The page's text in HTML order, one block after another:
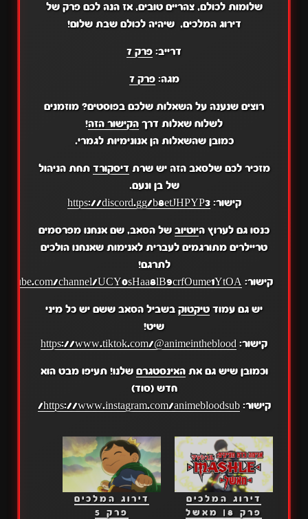
שלומות לכולם, צהריים טובים, אז הנה לכם פרק של
דירוג המלכים, שיהיה לכולם שבת שלום!
דרייב: פרק 7
מגה:פרק 7
רוצים שנענה על השאלות שלכם בפוסטים? מוזמנים
לשלוח שאלות דרךהקישור הזה!
כמובן שהשאלות הן אנונימיות לגמרי.
מזכיר לכם שלסאב הזה יש שרת דיסקורד תחת הניהול
של בן ונעם.
קישור:https://discord.gg/b8etJHPYP3
כנסו גם לערוץ היוטיובשל הסאב, שם אנחנו מפרסמים
טריילרים מתורגמים לעברית לאנימות שאנחנו הולכים
לתרגם!
קישור: channel/UCY0sHaa8lB9crfOume1YtOA
יש גם עמודטיקטוק בשביל הסאב ששם יש כל מיני
שיט!
קישור: https://www.tiktok.com/@animeintheblood
וכמובן שיש גם אתהאינסטגרם שלנו! תעיפו מבט הוא
חדש (סוד)
קישור:https://www.instagram.com/animebloodsub/
דירוג המלכים
פרק 8| מאשל
דירוג המלכים
פרק 5